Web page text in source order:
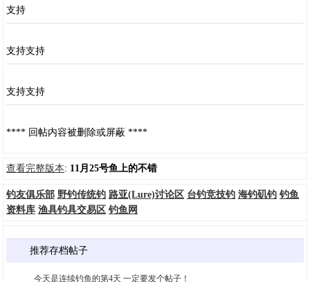
支持
支持支持
支持支持
**** 回帖内容被删除或屏蔽 ****
查看完整版本: 11月25号鱼上的不错
钓友俱乐部 野钓传统钓 路亚(Lure)讨论区 台钓竞技钓 海钓矶钓 钓鱼
资料库 渔具钓具交易区 钓鱼网
推荐存档帖子
今天是连续钓鱼的第4天 一定要发个帖子！